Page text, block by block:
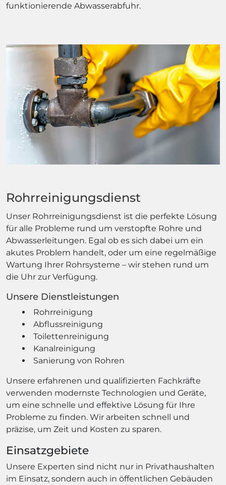
funktionierende Abwasserabfuhr.
Rohrreinigungsdienst
Unser Rohrreinigungsdienst ist die perfekte Lösung
für alle Probleme rund um verstopfte Rohre und
Abwasserleitungen. Egal ob es sich dabei um ein
akutes Problem handelt, oder um eine regelmäßige
Wartung Ihrer Rohrsysteme – wir stehen rund um
die Uhr zur Verfügung.
Unsere Dienstleistungen
Rohrreinigung
Abflussreinigung
Toilettenreinigung
Kanalreinigung
Sanierung von Rohren
Unsere erfahrenen und qualifizierten Fachkräfte
verwenden modernste Technologien und Geräte,
um eine schnelle und effektive Lösung für Ihre
Probleme zu finden. Wir arbeiten schnell und
präzise, um Zeit und Kosten zu sparen.
Einsatzgebiete
Unsere Experten sind nicht nur in Privathaushalten
im Einsatz, sondern auch in öffentlichen Gebäuden